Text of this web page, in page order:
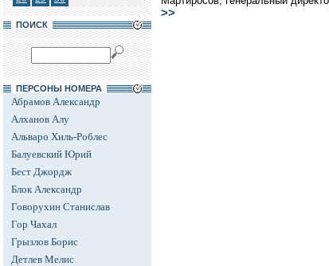
ПОИСК
ПЕРСОНЫ НОМЕРА
Абрамов Александр
Алханов Алу
Альваро Хиль-Роблес
Балуевский Юрий
Бест Джордж
Блок Александр
Говорухин Станислав
Гор Чахал
Грызлов Борис
Детлев Мелис
>>